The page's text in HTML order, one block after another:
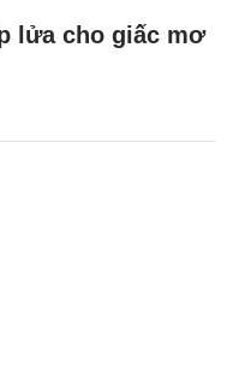
lửa cho giấc mơ